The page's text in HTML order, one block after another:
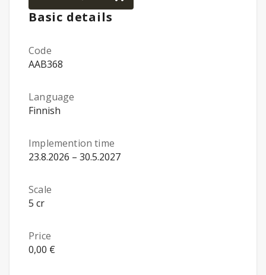
Basic details
Code
AAB368
Language
Finnish
Implemention time
23.8.2026 – 30.5.2027
Scale
5 cr
Price
0,00 €